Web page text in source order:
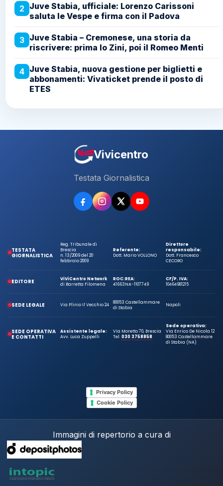
2 Juve Stabia, ufficiale: Lorenzo Carissoni
saluta le Vespe e firma con il Padova
3 Juve Stabia – Cremonese, una storia da
riscrivere: prima lo Zini, poi il Romeo Menti
4 Juve Stabia, nuova gestione per biglietti e
abbonamenti: Vivaticket prende il posto di
ETES
Vivicentro
Testata Giornalistica
TESTATA
GIORNALISTICA
Reg. Tribunale di
Brescia
n. 13/2009 del 20
febbraio 2009
Referente:
Dott. Mario VOLLONO
Direttore
responsabile:
Dott. Francesco
CECORO
EDITORE
ViViCentro Network
di Barretta Filomena
ROC:
41663
REA:
NA-1107749
CF/P. IVA:
10464981215
SEDE LEGALE Via Plinio Il Vecchio 24
80053 Castellammare
di Stabia
Napoli
SEDE OPERATIVA
E CONTATTI
Assistente legale:
Avv. Luca Zuppelli
Via Moretto 70, Brescia
Tel.030 3758858
Sede operativa:
Via Enrico De Nicola 12
80053 Castellammare
di Stabia (NA)
Privacy Policy
Cookie Policy
Immagini di repertorio a cura di